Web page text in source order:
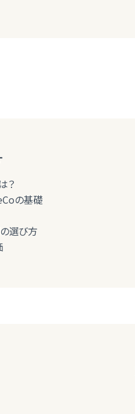
？
の基礎
選び方